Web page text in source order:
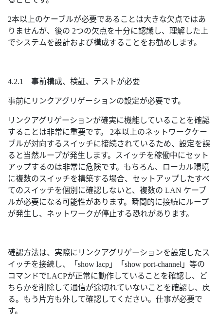
2本以上のケーブルが必要であることは大きな欠点ではあ
りませんが、後の 2つの欠点を十分に認識し、理解した上
でシステムを設計および構成することをお勧めします。
4.2.1 事前構成、検証、テストが必要
事前にリンクアグリゲーションの設定が必要です。
リンクアグリゲーションが確実に機能していることを確認
することは非常に重要です。 2本以上のネットワークケー
ブルが対向するスイッチに接続されているため、設定を誤
ると当然ループが発生します。スイッチを稼働中にセット
アップするのは非常に危険です。もちろん、ローカル環境
に複数のスイッチを構築する場合、セットアップしたすべ
てのスイッチを個別に確認しないと、複数の LAN ケーブ
ルが必要になる可能性があります。瞬間的に接続にループ
が発生し、ネットワークが停止する恐れがあります。
確認方法は、実際にリンクアグリゲーションを設定したス
イッチを接続し、「show lacp」「show port-channel」等の
コマンドでLACPが正常に動作していることを確認し、ど
ちらかを削除して通信が途切れていないことを確認し、戻
る。もう片方も外して確認してください。仕事が必要で
す。